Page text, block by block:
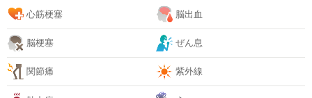
心筋梗塞 脳出血
脳梗塞 ぜん息
関節痛 紫外線